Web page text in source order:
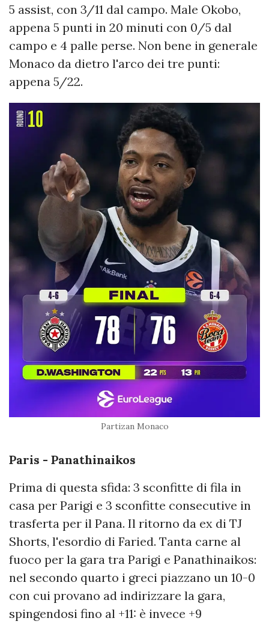
5 assist, con 3/11 dal campo. Male Okobo,
appena 5 punti in 20 minuti con 0/5 dal
campo e 4 palle perse. Non bene in generale
Monaco da dietro l'arco dei tre punti:
appena 5/22.
Partizan Monaco
Paris - Panathinaikos
Prima di questa sfida: 3 sconfitte di fila in
casa per Parigi e 3 sconfitte consecutive in
trasferta per il Pana. Il ritorno da ex di TJ
Shorts, l'esordio di Faried. Tanta carne al
fuoco per la gara tra Parigi e Panathinaikos:
nel secondo quarto i greci piazzano un 10-0
con cui provano ad indirizzare la gara,
spingendosi fino al +11: è invece +9